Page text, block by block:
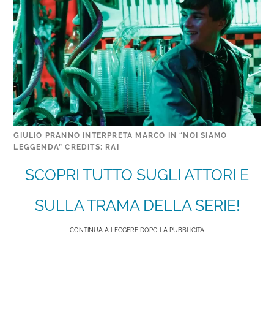
GIULIO PRANNO INTERPRETA MARCO IN “NOI SIAMO
LEGGENDA” CREDITS: RAI
SCOPRI TUTTO SUGLI ATTORI E
SULLA TRAMA DELLA SERIE!
CONTINUA A LEGGERE DOPO LA PUBBLICITÀ